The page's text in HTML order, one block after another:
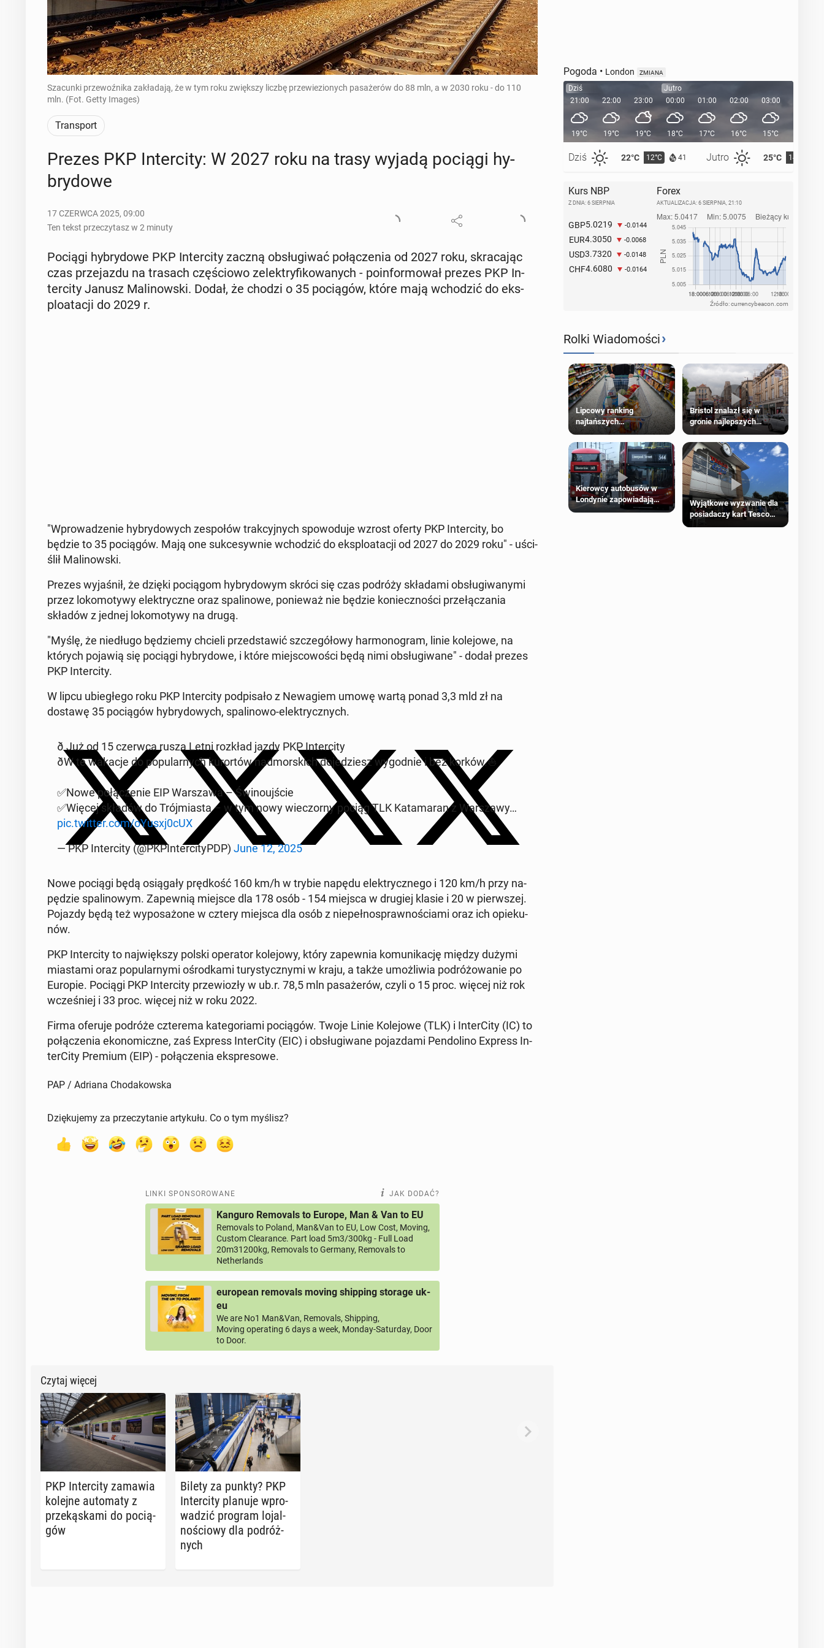
Szacunki przewoźnika zakładają, że w tym roku zwiększy liczbę przewiezionych pasażerów do 88 mln, a w 2030 roku - do 110
mln. (Fot. Getty Images)
Transport
Prezes PKP In­ter­ci­ty: W 2027 roku na trasy wyjadą pociągi hy­
bry­do­we
17 CZERWCA 2025, 09:00
Ten tekst przeczytasz w 2 minuty
Pociągi hy­bry­do­we PKP In­ter­ci­ty zaczną ob­słu­gi­wać po­łą­cze­nia od 2027 roku, skra­ca­jąc
czas prze­jaz­du na trasach czę­ścio­wo ze­lek­try­fi­ko­wa­nych - po­in­for­mo­wał prezes PKP In­
ter­ci­ty Janusz Ma­li­now­ski. Dodał, że chodzi o 35 po­cią­gów, które mają wcho­dzić do eks­
plo­ata­cji do 2029 r.
"Wpro­wa­dze­nie hy­bry­do­wych ze­spo­łów trak­cyj­nych spo­wo­du­je wzrost oferty PKP In­ter­ci­ty, bo
będzie to 35 po­cią­gów. Mają one suk­ce­syw­nie wcho­dzić do eks­plo­ata­cji od 2027 do 2029 roku" - uści­
ślił Ma­li­now­ski.
Prezes wy­ja­śnił, że dzięki po­cią­gom hy­bry­do­wym skróci się czas podróży skła­da­mi ob­słu­gi­wa­ny­mi
przez lo­ko­mo­ty­wy elek­trycz­ne oraz spa­li­no­we, po­nie­waż nie będzie ko­niecz­no­ści prze­łą­cza­nia
składów z jednej lo­ko­mo­ty­wy na drugą.
"Myślę, że nie­dłu­go bę­dzie­my chcieli przed­sta­wić szcze­gó­ło­wy har­mo­no­gram, linie ko­le­jo­we, na
których pojawią się pociągi hy­bry­do­we, i które miej­sco­wo­ści będą nimi ob­słu­gi­wa­ne" - dodał prezes
PKP In­ter­ci­ty.
W lipcu ubie­głe­go roku PKP In­ter­ci­ty pod­pi­sa­ło z Ne­wa­giem umowę wartą ponad 3,3 mld zł na
dostawę 35 po­cią­gów hy­bry­do­wych, spa­li­no­wo-elek­trycz­nych.
ð️ Już od 15 czerwca rusza Letni rozkład jazdy PKP In­ter­ci­ty
ðW te wakacje do po­pu­lar­nych ku­ror­tów nad­mor­skich do­je­dziesz wy­god­nie i bez korków.⛵️
✅Nowe po­łą­cze­nie EIP War­sza­wa – Świ­no­uj­ście
✅Więcej składów do Trój­mia­sta – w tym nowy wie­czor­ny pociąg TLK Ka­ta­ma­ran z War­sza­wy…
pic.twitter.com/oYusxj0cUX
— PKP In­ter­ci­ty (@PKPIn­ter­ci­tyPDP) June 12, 2025
Nowe pociągi będą osią­ga­ły pręd­kość 160 km/h w trybie napędu elek­trycz­ne­go i 120 km/h przy na­
pę­dzie spa­li­no­wym. Za­pew­nią miejsce dla 178 osób - 154 miejsca w drugiej klasie i 20 w pierw­szej.
Pojazdy będą też wy­po­sa­żo­ne w cztery miejsca dla osób z nie­peł­no­spraw­no­ścia­mi oraz ich opie­ku­
nów.
PKP In­ter­ci­ty to naj­więk­szy polski ope­ra­tor ko­le­jo­wy, który za­pew­nia ko­mu­ni­ka­cję między dużymi
mia­sta­mi oraz po­pu­lar­ny­mi ośrod­ka­mi tu­ry­stycz­ny­mi w kraju, a także umoż­li­wia po­dró­żo­wa­nie po
Europie. Pociągi PKP In­ter­ci­ty prze­wio­zły w ub.r. 78,5 mln pa­sa­że­rów, czyli o 15 proc. więcej niż rok
wcze­śniej i 33 proc. więcej niż w roku 2022.
Firma oferuje podróże czte­re­ma ka­te­go­ria­mi po­cią­gów. Twoje Linie Ko­le­jo­we (TLK) i In­ter­Ci­ty (IC) to
po­łą­cze­nia eko­no­micz­ne, zaś Express In­ter­Ci­ty (EIC) i ob­słu­gi­wa­ne po­jaz­da­mi Pen­do­li­no Express In­
ter­Ci­ty Premium (EIP) - po­łą­cze­nia eks­pre­so­we.
PAP / Adriana Chodakowska
Dziękujemy za przeczytanie artykułu. Co o tym myślisz?
LINKI SPONSOROWANE JAK DODAĆ?
Kanguro Removals to Europe, Man & Van to EU
Removals to Poland, Man&Van to EU, Low Cost, Moving,
Custom Clearance. Part load 5m3/300kg - Full Load
20m31200kg, Removals to Germany, Removals to
Netherlands
european removals moving shipping storage uk-
eu
We are No1 Man&Van, Removals, Shipping,
Moving operating 6 days a week, Monday-Saturday, Door
to Door.
Czytaj więcej
PKP In­ter­ci­ty zamawia
kolejne au­to­ma­ty z
prze­ką­ska­mi do po­cią­
gów
Bilety za punkty? PKP
In­ter­ci­ty planuje wpro­
wa­dzić program lo­jal­
no­ścio­wy dla po­dróż­
nych
Pogoda • London ZMIANA
Dziś
21:00
19°C
Dziś 22°C 12°C 41 Jutro 25°C 14°C
22:00
19°C
23:00
19°C
Jutro
00:00
18°C
01:00
17°C
02:00
16°C
03:00
15°C
Kurs NBP
Z DNIA: 6 SIERPNIA
GBP5.0219 -0.0144
EUR4.3050 -0.0068
USD3.7320 -0.0148
CHF4.6080 -0.0164
Forex
AKTUALIZACJA: 6 SIERPNIA, 21:10
Źródło: currencybeacon.com
Rolki Wiadomości›
Lipcowy ranking
najtańszych
supermarketów
Bristol znalazł się w
gronie najlepszych
kierunków podróży na
świecie
Kierowcy autobusów w
Londynie zapowiadają
strajki
Wyjątkowe wyzwanie dla
posiadaczy kart Tesco
Clubcard!